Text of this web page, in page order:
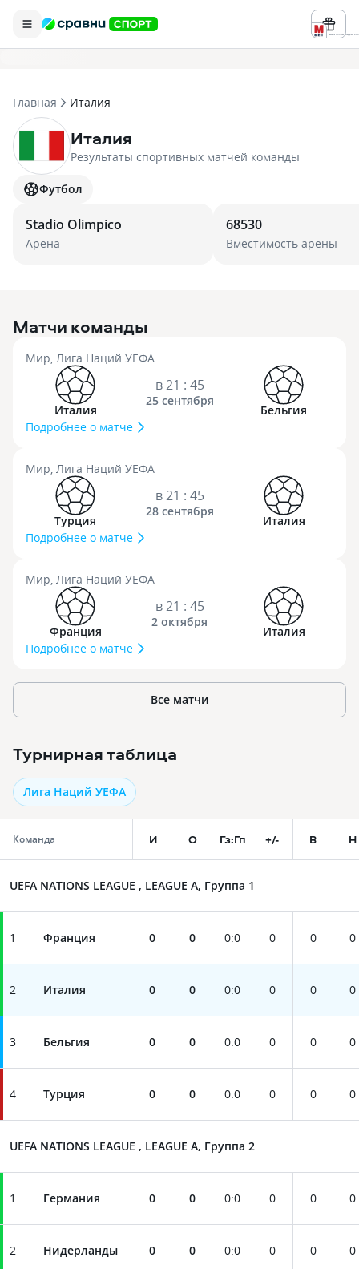
Реклама ООО «БК «Марафон» ИНН
Главная Италия
Италия
Результаты спортивных матчей команды
Футбол
Stadio Olimpico
Арена
68530
Вместимость арены
Матчи команды
Мир, Лига Наций УЕФА
Италия
в 21 : 45
25 сентября
Бельгия
Подробнее о матче
Мир, Лига Наций УЕФА
Турция
в 21 : 45
28 сентября
Италия
Подробнее о матче
Мир, Лига Наций УЕФА
Франция
в 21 : 45
2 октября
Италия
Подробнее о матче
Все матчи
Турнирная таблица
Лига Наций УЕФА
Команда И О Гз:Гп +/- В Н
UEFA NATIONS LEAGUE , LEAGUE A, Группа 1
1 Франция 0 0 0:0 0 0 0
2 Италия 0 0 0:0 0 0 0
3 Бельгия 0 0 0:0 0 0 0
4 Турция 0 0 0:0 0 0 0
UEFA NATIONS LEAGUE , LEAGUE A, Группа 2
1 Германия 0 0 0:0 0 0 0
2 Нидерланды 0 0 0:0 0 0 0